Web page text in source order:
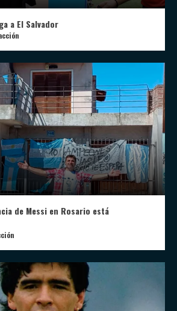
a El Salvador
de Messi en Rosario está